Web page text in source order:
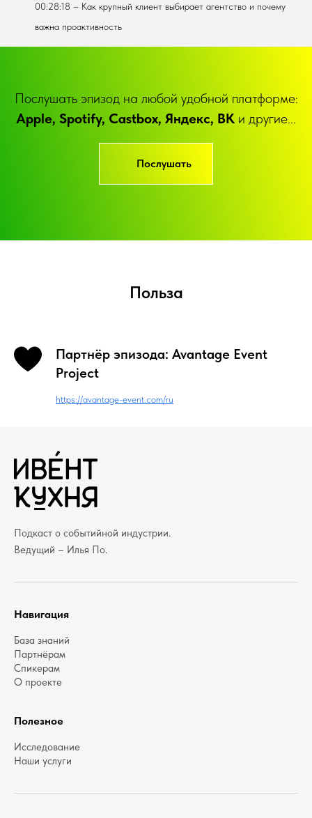
00:28:18 – Как крупный клиент выбирает агентство и почему
важна проактивность
Послушать эпизод на любой удобной платформе:
Apple, Spotify, Castbox, Яндекс, ВК и другие...
Послушать
Польза
Партнёр эпизода: Avantage Event
Project
https://avantage-event.com/ru
Подкаст о событийной индустрии.
Ведущий – Илья По.
Навигация
База знаний
Партнёрам
Спикерам
О проекте
Полезное
Исследование
Наши услуги